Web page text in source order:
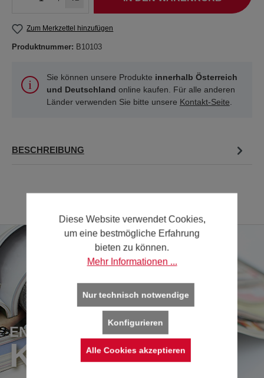
Zum Merkzettel hinzufügen
Produktnummer: B10103
Sie können unsere Produkte innerhalb Österreich
und Deutschland online kaufen. Für alle anderen
Länder verwenden Sie bitte unsere Kontakt-Seite.
BESCHREIBUNG
ENTDECKEN SIE UNSERE
KATALOGE
Diese Website verwendet Cookies,
um eine bestmögliche Erfahrung
bieten zu können.
Mehr Informationen ...
Nur technisch notwendige
Konfigurieren
Alle Cookies akzeptieren